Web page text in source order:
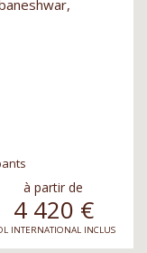
à partir de
4 420 €
INTERNATIONAL INCLUS